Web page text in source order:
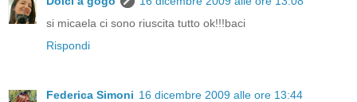
si micaela ci sono riuscita tutto ok!!!baci
Rispondi
Federica Simoni 16 dicembre 2009 alle ore 13:44